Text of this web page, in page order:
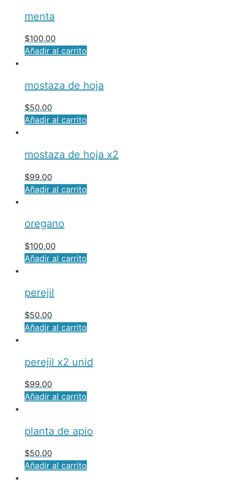
menta
$100.00
Añadir al carrito
mostaza de hoja
$50.00
Añadir al carrito
mostaza de hoja x2
$99.00
Añadir al carrito
oregano
$100.00
Añadir al carrito
perejil
$50.00
Añadir al carrito
perejil x2 unid
$99.00
Añadir al carrito
planta de apio
$50.00
Añadir al carrito